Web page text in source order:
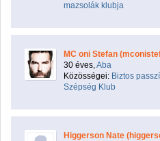
mazsolák klubja
MC oni Stefan
30 éves,Aba
Közösségei: Biztos
Szépség Klub
Higgerson Nate